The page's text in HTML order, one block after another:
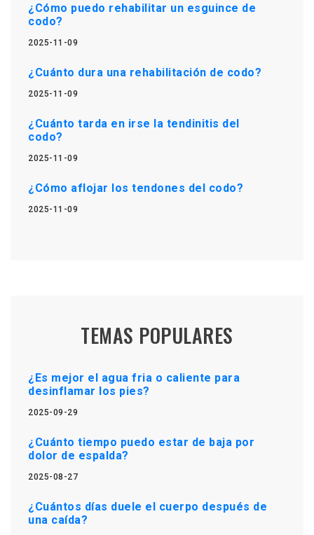
¿Cómo puedo rehabilitar un esguince de
codo?
2025-11-09
¿Cuánto dura una rehabilitación de codo?
2025-11-09
¿Cuánto tarda en irse la tendinitis del
codo?
2025-11-09
¿Cómo aflojar los tendones del codo?
2025-11-09
TEMAS POPULARES
¿Es mejor el agua fria o caliente para
desinflamar los pies?
2025-09-29
¿Cuánto tiempo puedo estar de baja por
dolor de espalda?
2025-08-27
¿Cuántos días duele el cuerpo después de
una caída?